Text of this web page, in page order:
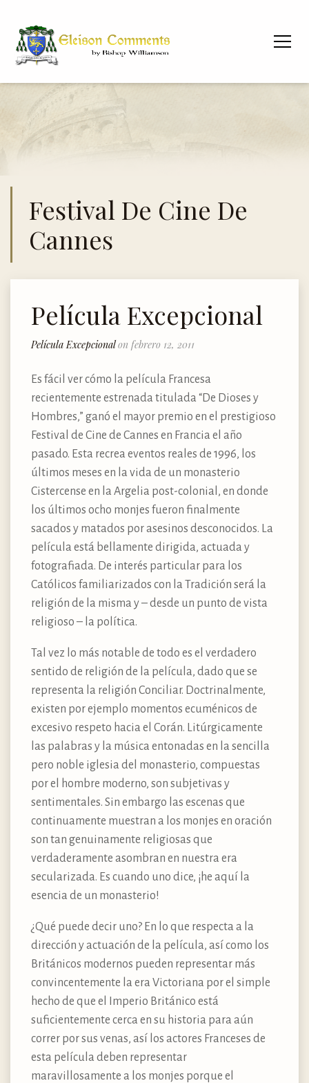
Festival De Cine De
Cannes
Película Excepcional
Película Excepcionalon febrero 12, 2011
Es fácil ver cómo la película Francesa
recientemente estrenada titulada “De Dioses y
Hombres,” ganó el mayor premio en el prestigioso
Festival de Cine de Cannes en Francia el año
pasado. Esta recrea eventos reales de 1996, los
últimos meses en la vida de un monasterio
Cistercense en la Argelia post-colonial, en donde
los últimos ocho monjes fueron finalmente
sacados y matados por asesinos desconocidos. La
película está bellamente dirigida, actuada y
fotografiada. De interés particular para los
Católicos familiarizados con la Tradición será la
religión de la misma y – desde un punto de vista
religioso – la política.
Tal vez lo más notable de todo es el verdadero
sentido de religión de la película, dado que se
representa la religión Conciliar. Doctrinalmente,
existen por ejemplo momentos ecuménicos de
excesivo respeto hacia el Corán. Litúrgicamente
las palabras y la música entonadas en la sencilla
pero noble iglesia del monasterio, compuestas
por el hombre moderno, son subjetivas y
sentimentales. Sin embargo las escenas que
continuamente muestran a los monjes en oración
son tan genuinamente religiosas que
verdaderamente asombran en nuestra era
secularizada. Es cuando uno dice, ¡he aquí la
esencia de un monasterio!
¿Qué puede decir uno? En lo que respecta a la
dirección y actuación de la película, así como los
Británicos modernos pueden representar más
convincentemente la era Victoriana por el simple
hecho de que el Imperio Británico está
suficientemente cerca en su historia para aún
correr por sus venas, así los actores Franceses de
esta película deben representar
maravillosamente a los monjes porque el